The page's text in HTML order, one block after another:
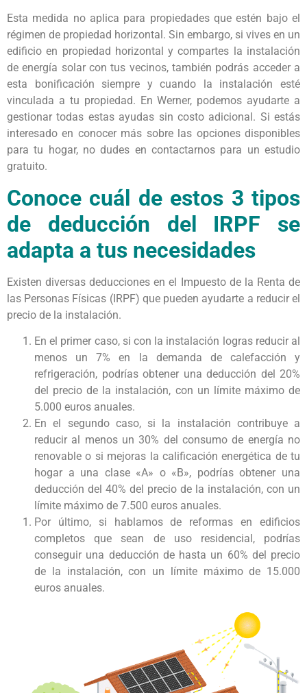
Esta medida no aplica para propiedades que estén bajo el
régimen de propiedad horizontal. Sin embargo, si vives en un
edificio en propiedad horizontal y compartes la instalación
de energía solar con tus vecinos, también podrás acceder a
esta bonificación siempre y cuando la instalación esté
vinculada a tu propiedad. En Werner, podemos ayudarte a
gestionar todas estas ayudas sin costo adicional. Si estás
interesado en conocer más sobre las opciones disponibles
para tu hogar, no dudes en contactarnos para un estudio
gratuito.
Conoce cuál de estos 3 tipos
de deducción del IRPF se
adapta a tus necesidades
Existen diversas deducciones en el Impuesto de la Renta de
las Personas Físicas (IRPF) que pueden ayudarte a reducir el
precio de la instalación.
En el primer caso, si con la instalación logras reducir al
menos un 7% en la demanda de calefacción y
refrigeración, podrías obtener una deducción del 20%
del precio de la instalación, con un límite máximo de
5.000 euros anuales.
En el segundo caso, si la instalación contribuye a
reducir al menos un 30% del consumo de energía no
renovable o si mejoras la calificación energética de tu
hogar a una clase «A» o «B», podrías obtener una
deducción del 40% del precio de la instalación, con un
límite máximo de 7.500 euros anuales.
Por último, si hablamos de reformas en edificios
completos que sean de uso residencial, podrías
conseguir una deducción de hasta un 60% del precio
de la instalación, con un límite máximo de 15.000
euros anuales.